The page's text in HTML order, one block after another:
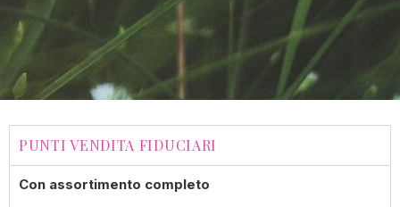
PUNTI VENDITA FIDUCIARI
Con assortimento completo